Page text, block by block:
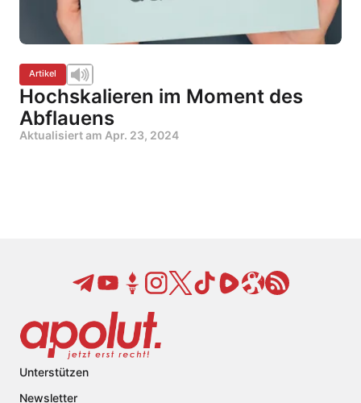
Artikel
Hochskalieren im Moment des
Abflauens
Aktualisiert am Apr. 23, 2024
Unterstützen
Newsletter